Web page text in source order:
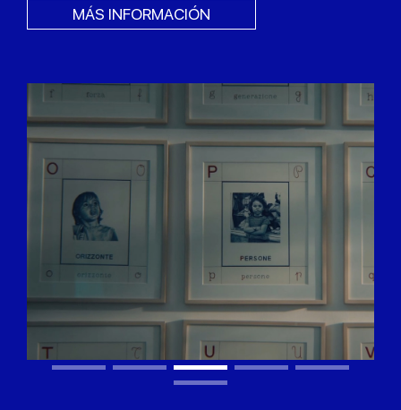
MÁS INFORMACIÓN